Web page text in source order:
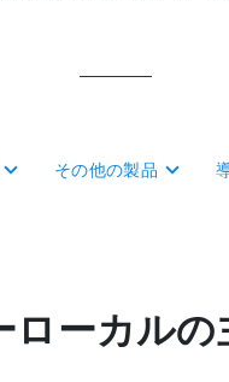
その他の製品
ローカルの